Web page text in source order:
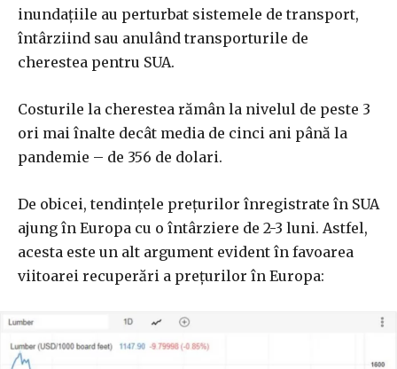
inundațiile au perturbat sistemele de transport,
întârziind sau anulând transporturile de
cherestea pentru SUA.
Costurile la cherestea rămân la nivelul de peste 3
ori mai înalte decât media de cinci ani până la
pandemie – de 356 de dolari.
De obicei, tendințele prețurilor înregistrate în SUA
ajung în Europa cu o întârziere de 2-3 luni. Astfel,
acesta este un alt argument evident în favoarea
viitoarei recuperări a prețurilor în Europa: